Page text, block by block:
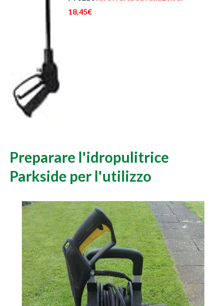
18,45€
Preparare l'idropulitrice
Parkside per l'utilizzo